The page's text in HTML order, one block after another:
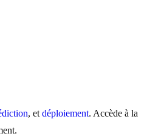
, et déploiement. Accède à la